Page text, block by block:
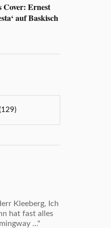
Cover: Ernest
auf Baskisch
Kleeberg, Ich
hat fast alles
..."